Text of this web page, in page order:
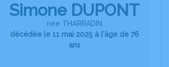
Simone DUPONT
née THARRADIN
décédée le 11 mai 2025 à l'âge de 76
ans